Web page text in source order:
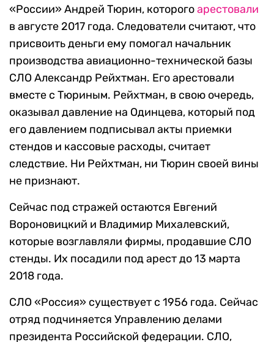
«России» Андрей Тюрин, которогоарестовали
в августе 2017 года. Следователи считают, что
присвоить деньги ему помогал начальник
производства авиационно-технической базы
СЛО Александр Рейхтман. Его арестовали
вместе с Тюриным. Рейхтман, в свою очередь,
оказывал давление на Одинцева, который под
его давлением подписывал акты приемки
стендов и кассовые расходы, считает
следствие. Ни Рейхтман, ни Тюрин своей вины
не признают.
Сейчас под стражей остаются Евгений
Вороновицкий и Владимир Михалевский,
которые возглавляли фирмы, продавшие СЛО
стенды. Их посадили под арест до 13 марта
2018 года.
СЛО «Россия» существует с 1956 года. Сейчас
отряд подчиняется Управлению делами
президента Российской федерации. СЛО,